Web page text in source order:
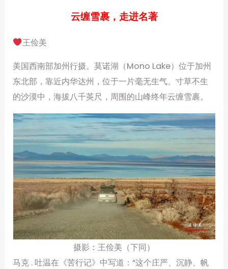
云缠雪裹，走进名著
王俭美
美国西南部加州行摄。莫诺湖（Mono Lake）位于加州
东北部，靠近内华达州，位于一片毫无生气、寸草不生
的沙漠中，海拔八千英尺，周围的山峰终年云缠雪裹。
摄影：王俭美（下同）
马克 . 吐温在《苦行记》中写道：“这个庄严、沉静、帆